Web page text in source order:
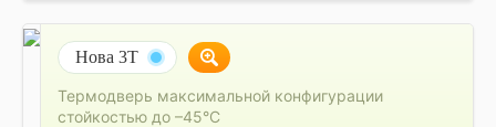
Нова 3Т
Термодверь максимальной конфигурации
стойкостью до –45°C